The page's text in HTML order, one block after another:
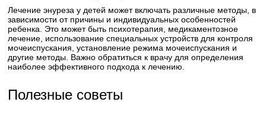
Лечение энуреза у детей может включать различные методы, в
зависимости от причины и индивидуальных особенностей
ребенка. Это может быть психотерапия, медикаментозное
лечение, использование специальных устройств для контроля
мочеиспускания, установление режима мочеиспускания и
другие методы. Важно обратиться к врачу для определения
наиболее эффективного подхода к лечению.
Полезные советы